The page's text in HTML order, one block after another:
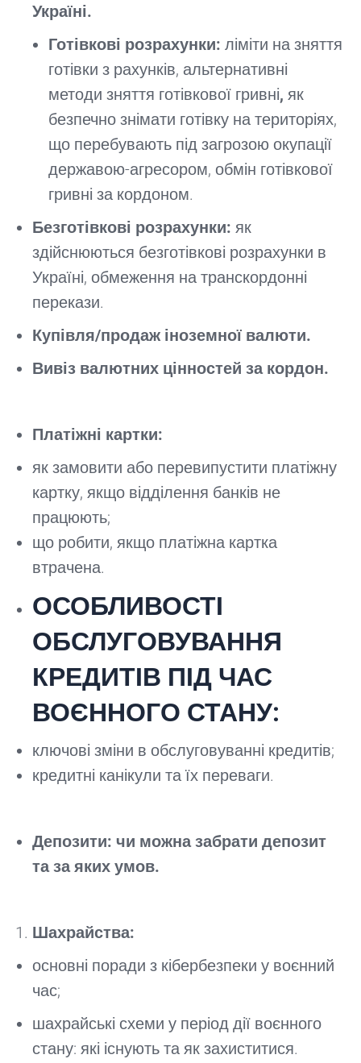
Україні.
Готівкові розрахунки: ліміти на зняття
готівки з рахунків, альтернативні
методи зняття готівкової гривні, як
безпечно знімати готівку на територіях,
що перебувають під загрозою окупації
державою-агресором, обмін готівкової
гривні за кордоном.
Безготівкові розрахунки: як
здійснюються безготівкові розрахунки в
Україні, обмеження на транскордонні
перекази.
Купівля/продаж іноземної валюти.
Вивіз валютних цінностей за кордон.
Платіжні картки:
як замовити або перевипустити платіжну
картку, якщо відділення банків не
працюють;
що робити, якщо платіжна картка
втрачена.
ОСОБЛИВОСТІ
ОБСЛУГОВУВАННЯ
КРЕДИТІВ ПІД ЧАС
ВОЄННОГО СТАНУ:
ключові зміни в обслуговуванні кредитів;
кредитні канікули та їх переваги.
Депозити: чи можна забрати депозит
та за яких умов.
Шахрайства:
основні поради з кібербезпеки у воєнний
час;
шахрайські схеми у період дії воєнного
стану: які існують та як захиститися.